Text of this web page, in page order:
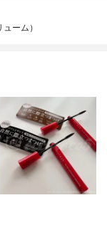
ーム）